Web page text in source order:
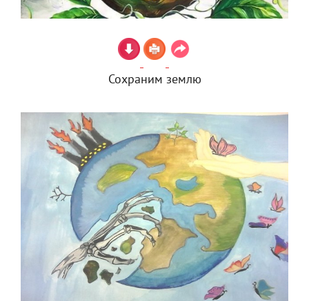
Сохраним землю